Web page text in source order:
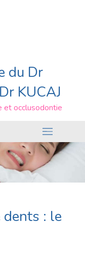
du Dr
KUCAJ
et occlusodontie
dents : le